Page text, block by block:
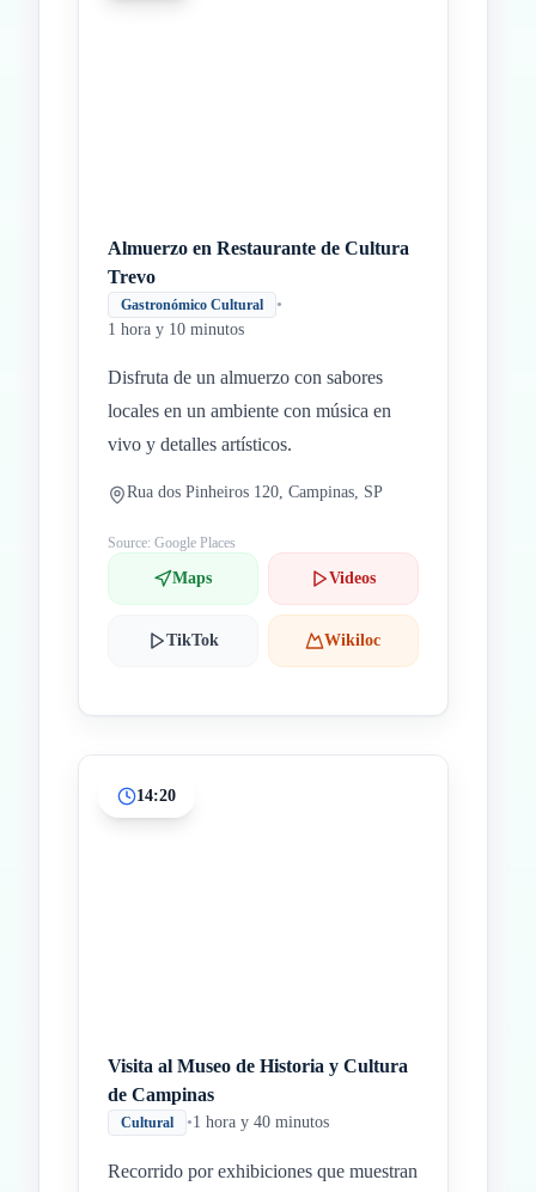
Almuerzo en Restaurante de Cultura
Trevo
Gastronómico Cultural
•
1 hora y 10 minutos
Disfruta de un almuerzo con sabores
locales en un ambiente con música en
vivo y detalles artísticos.
Rua dos Pinheiros 120, Campinas, SP
Source: Google Places
Maps Videos
TikTok Wikiloc
14:20
Visita al Museo de Historia y Cultura
de Campinas
Cultural •1 hora y 40 minutos
Recorrido por exhibiciones que muestran